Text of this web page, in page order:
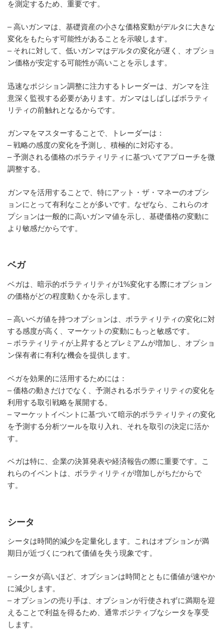
を測定するため、重要です。
– 高いガンマは、基礎資産の小さな価格変動がデルタに大きな
変化をもたらす可能性があることを示唆します。
– それに対して、低いガンマはデルタの変化が遅く、オプショ
ン価格が安定する可能性が高いことを示します。
迅速なポジション調整に注力するトレーダーは、ガンマを注
意深く監視する必要があります。ガンマはしばしばボラティ
リティの前触れとなるからです。
ガンマをマスターすることで、トレーダーは：
– 戦略の感度の変化を予測し、積極的に対応する。
– 予測される価格のボラティリティに基づいてアプローチを微
調整する。
ガンマを活用することで、特にアット・ザ・マネーのオプシ
ョンにとって有利なことが多いです。なぜなら、これらのオ
プションは一般的に高いガンマ値を示し、基礎価格の変動に
より敏感だからです。
ベガ
ベガは、暗示的ボラティリティが1%変化する際にオプション
の価格がどの程度動くかを示します。
– 高いベガ値を持つオプションは、ボラティリティの変化に対
する感度が高く、マーケットの変動にもっと敏感です。
– ボラティリティが上昇するとプレミアムが増加し、オプショ
ン保有者に有利な機会を提供します。
ベガを効果的に活用するためには：
– 価格の動きだけでなく、予測されるボラティリティの変化を
利用する取引戦略を展開する。
– マーケットイベントに基づいて暗示的ボラティリティの変化
を予測する分析ツールを取り入れ、それを取引の決定に活か
す。
ベガは特に、企業の決算発表や経済報告の際に重要です。こ
れらのイベントは、ボラティリティが増加しがちだからで
す。
シータ
シータは時間的減少を定量化します。これはオプションが満
期日が近づくにつれて価値を失う現象です。
– シータが高いほど、オプションは時間とともに価値が速やか
に減少します。
– オプションの売り手は、オプションが行使されずに満期を迎
えることで利益を得るため、通常ポジティブなシータを享受
します。